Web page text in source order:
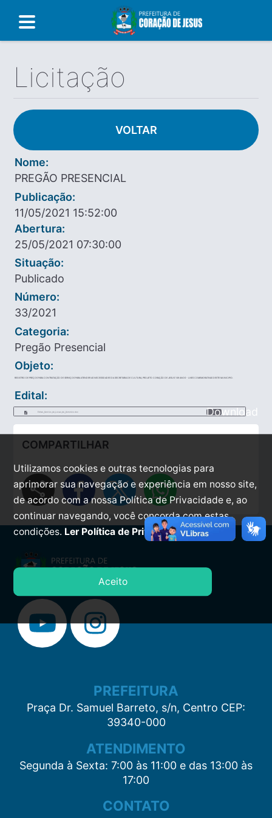
Licitação
VOLTAR
Nome:
PREGÃO PRESENCIAL
Publicação:
11/05/2021 15:52:00
Abertura:
25/05/2021 07:30:00
Situação:
Publicado
Número:
33/2021
Categoria:
Pregão Presencial
Objeto:
REGISTRO DE PREÇOS PARA CONTRATAÇÃO DE SERVIÇOS PARA ATENDER AS NECESSIDADES DA SECRETARIA DE CULTURA, PROJETO CORAÇÃO DE JESUS 109 ANOS - LIVES COMEMORATIVAS DESTE MUNICIPIO.
Edital:
Edital__Servios_de_Locao_de__Sonorizo.doc Download
COMPARTILHAR
share
PREFEITURA
Praça Dr. Samuel Barreto, s/n, Centro CEP:
39340-000
ATENDIMENTO
Segunda à Sexta: 7:00 às 11:00 e das 13:00 às
17:00
CONTATO
Utilizamos cookies e outras tecnologias para
aprimorar sua navegação e experiência em nosso site,
de acordo com a nossa Política de Privacidade e, ao
continuar navegando, você concorda com estas
condições. Ler Política de Privacidade.
Aceito